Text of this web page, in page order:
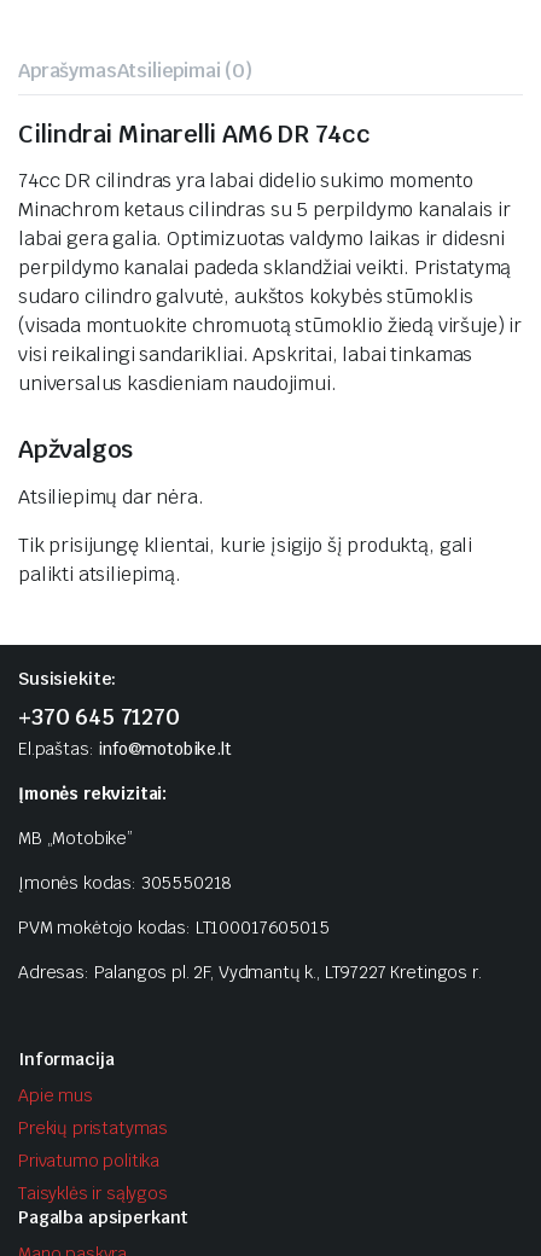
AprašymasAtsiliepimai (0)
Cilindrai Minarelli AM6 DR 74cc
74cc DR cilindras yra labai didelio sukimo momento
Minachrom ketaus cilindras su 5 perpildymo kanalais ir
labai gera galia. Optimizuotas valdymo laikas ir didesni
perpildymo kanalai padeda sklandžiai veikti. Pristatymą
sudaro cilindro galvutė, aukštos kokybės stūmoklis
(visada montuokite chromuotą stūmoklio žiedą viršuje) ir
visi reikalingi sandarikliai. Apskritai, labai tinkamas
universalus kasdieniam naudojimui.
Apžvalgos
Atsiliepimų dar nėra.
Tik prisijungę klientai, kurie įsigijo šį produktą, gali
palikti atsiliepimą.
Susisiekite:
+370 645 71270
El.paštas: info@motobike.lt
Įmonės rekvizitai:
MB „Motobike”
Įmonės kodas: 305550218
PVM mokėtojo kodas: LT100017605015
Adresas: Palangos pl. 2F, Vydmantų k., LT97227 Kretingos r.
Informacija
Apie mus
Prekių pristatymas
Privatumo politika
Taisyklės ir sąlygos
Pagalba apsiperkant